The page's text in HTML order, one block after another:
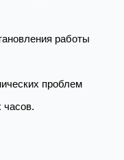
работы
проблем
часов.